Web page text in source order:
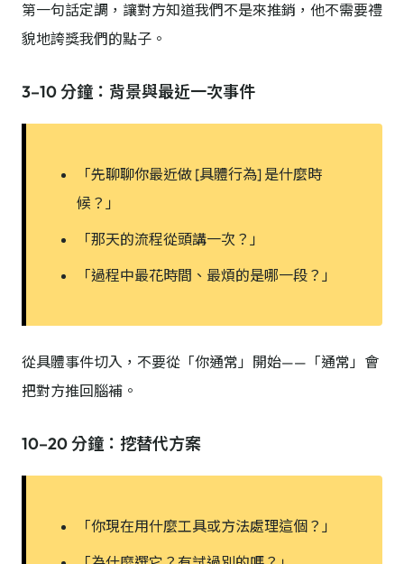
第一句話定調，讓對方知道我們不是來推銷，他不需要禮
貌地誇獎我們的點子。
3–10 分鐘：背景與最近一次事件
「先聊聊你最近做 [具體行為] 是什麼時
候？」
「那天的流程從頭講一次？」
「過程中最花時間、最煩的是哪一段？」
從具體事件切入，不要從「你通常」開始——「通常」會
把對方推回腦補。
10–20 分鐘：挖替代方案
「你現在用什麼工具或方法處理這個？」